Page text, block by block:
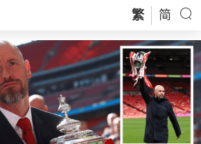
繁 简